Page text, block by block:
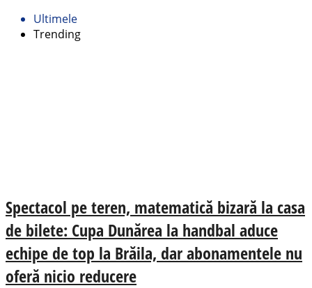
Ultimele
Trending
Spectacol pe teren, matematică bizară la casa
de bilete: Cupa Dunărea la handbal aduce
echipe de top la Brăila, dar abonamentele nu
oferă nicio reducere